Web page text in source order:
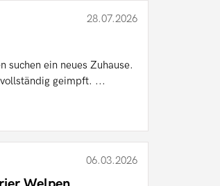
28.07.2026
suchen ein neues Zuhause.
geimpft. ...
06.03.2026